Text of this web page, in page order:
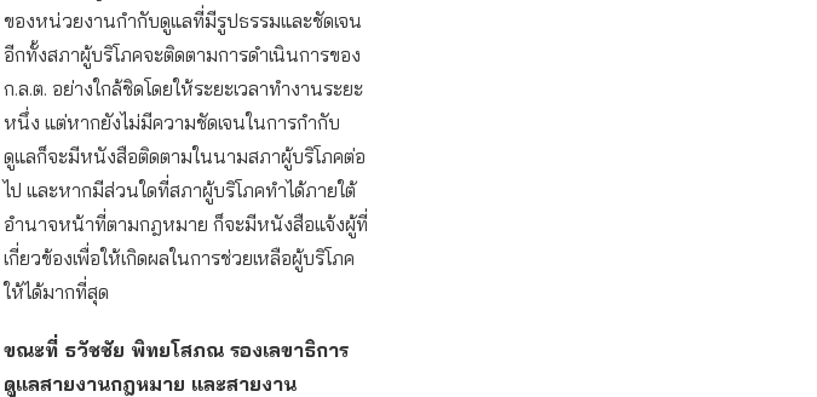
ของหน่วยงานกำกับดูแลที่มีรูปธรรมและชัดเจน
อีกทั้งสภาผู้บริโภคจะติดตามการดำเนินการของ
ก.ล.ต. อย่างใกล้ชิดโดยให้ระยะเวลาทำงานระยะ
หนึ่ง แต่หากยังไม่มีความชัดเจนในการกำกับ
ดูแลก็จะมีหนังสือติดตามในนามสภาผู้บริโภคต่อ
ไป และหากมีส่วนใดที่สภาผู้บริโภคทำได้ภายใต้
อำนาจหน้าที่ตามกฎหมาย ก็จะมีหนังสือแจ้งผู้ที่
เกี่ยวข้องเพื่อให้เกิดผลในการช่วยเหลือผู้บริโภค
ให้ได้มากที่สุด
ขณะที่ ธวัชชัย พิทยโสภณ รองเลขาธิการ
ดูแลสายงานกฎหมาย และสายงาน